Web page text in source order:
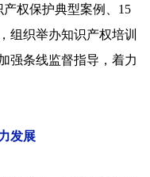
权保护典型案例、15
组织举办知识产权培训
强条线监督指导，着力
发展